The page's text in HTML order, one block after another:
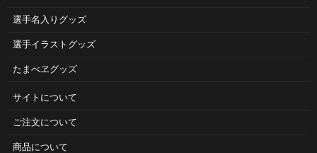
選手名入りグッズ
選手イラストグッズ
たまべヱグッズ
サイトについて
ご注⽂について
商品について